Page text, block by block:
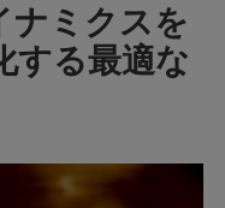
ナミクスを
する最適な